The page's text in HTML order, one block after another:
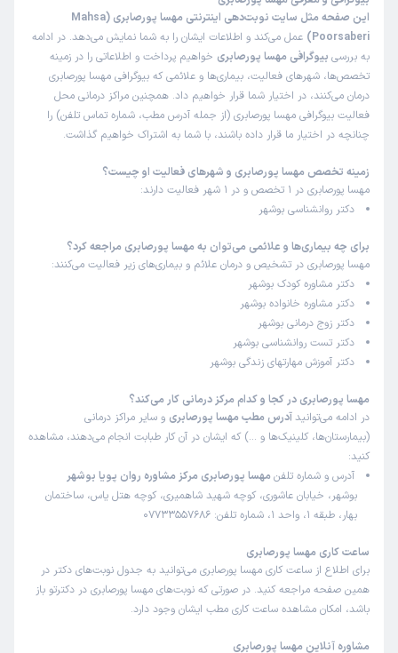
این صفحه مثل سایت نوبت‌دهی اینترنتی مهسا پورصابری (Mahsa
Poorsaberi)
عمل می‌کند و اطلاعات ایشان را به شما نمایش می‌دهد. در ادامه
به بررسی بیوگرافی مهسا پورصابری خواهیم پرداخت و اطلاعاتی را در زمینه
تخصص‌ها، شهرهای فعالیت، بیماری‌ها و علائمی که بیوگرافی مهسا پورصابری
درمان می‌کنند، در اختیار شما قرار خواهیم داد. همچنین مراکز درمانی محل
فعالیت بیوگرافی مهسا پورصابری (از جمله آدرس مطب، شماره تماس تلفن) را
چنانچه در اختیار ما قرار داده باشند، با شما به اشتراک خواهیم گذاشت.
زمینه تخصص مهسا پورصابری و شهرهای فعالیت او چیست؟
مهسا پورصابری در 1 تخصص و در 1 شهر فعالیت دارند:
دکتر روانشناسی بوشهر
برای چه بیماری‌ها و علائمی می‌توان به مهسا پورصابری مراجعه کرد؟
مهسا پورصابری در تشخیص و درمان علائم و بیماری‌های زیر فعالیت می‌کنند:
دکتر مشاوره کودک بوشهر
دکتر مشاوره خانواده بوشهر
دکتر زوج درمانی بوشهر
دکتر تست روانشناسی بوشهر
دکتر آموزش مهارتهای زندگی بوشهر
مهسا پورصابری در کجا و کدام مرکز درمانی کار می‌کند؟
در ادامه می‌توانید آدرس مطب مهسا پورصابری و سایر مراکز درمانی
(بیمارستان‌ها، کلینیک‌ها و …) که ایشان در آن کار طبابت انجام می‌دهند، مشاهده
کنید:
آدرس و شماره تلفن مهسا پورصابری مرکز مشاوره روان پویا بوشهر
بوشهر، خیابان عاشوری، کوچه شهید شاهمیری، کوچه هتل یاس، ساختمان
بهار، طبقه 1، واحد 1، شماره تلفن: 07733557686
ساعت کاری مهسا پورصابری
برای اطلاع از ساعت کاری مهسا پورصابری می‌توانید به جدول نوبت‌های دکتر در
همین صفحه مراجعه کنید. در صورتی که نوبت‌های مهسا پورصابری در دکترتو باز
باشد، امکان مشاهده ساعت کاری مطب ایشان وجود دارد.
مشاوره آنلاین مهسا پورصابری